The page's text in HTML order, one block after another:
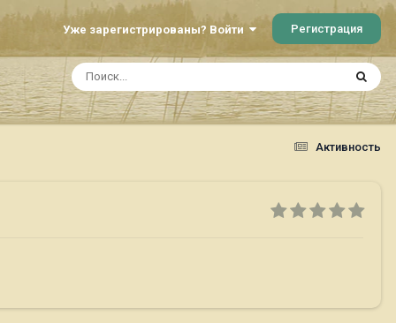
Уже зарегистрированы? Войти Регистрация
Активность